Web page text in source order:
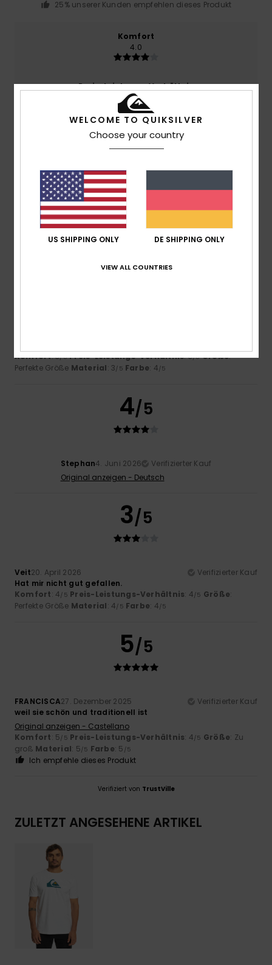
25% unserer Kunden empfehlen dieses Produkt
Komfort
4.0
Preis-Leistungs-Verhältnis
3.7
Größe
Material
Farbe
2/5
Komfort: 3/5 Preis-Leistungs-Verhältnis: 3/5 Größe:
Perfekte Größe Material: 3/5 Farbe: 4/5
4/5
Stephan4. Juni 2026
Verifizierter Kauf
Original anzeigen - Deutsch
3/5
Veit20. April 2026
Verifizierter Kauf
Hat mir nicht gut gefallen.
Komfort: 4/5 Preis-Leistungs-Verhältnis: 4/5 Größe:
Perfekte Größe Material: 4/5 Farbe: 4/5
5/5
FRANCISCA27. Dezember 2025
Verifizierter Kauf
weil sie schön und traditionell ist
Original anzeigen - Castellano
Komfort: 5/5 Preis-Leistungs-Verhältnis: 4/5 Größe: Zu
groß Material: 5/5 Farbe: 5 /5
Ich empfehle dieses Produkt
Verifiziert von TrustVille
ZULETZT ANGESEHENE ARTIKEL
WELCOME TO QUIKSILVER
Choose your country
US SHIPPING ONLY DE SHIPPING ONLY
VIEW ALL COUNTRIES